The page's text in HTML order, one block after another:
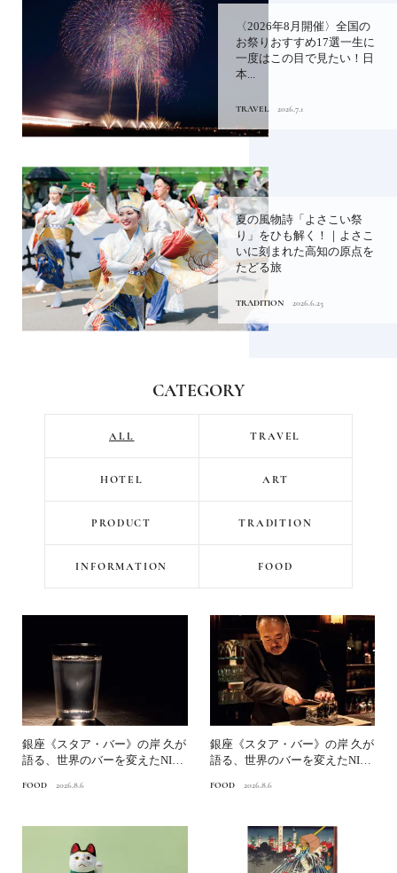
〈2026年8月開催〉全国の
お祭りおすすめ17選一生に
一度はこの目で見たい！日
本...
TRAVEL 2026.7.1
夏の風物詩「よさこい祭
り」をひも解く！｜よさこ
いに刻まれた高知の原点を
たどる旅
TRADITION 2026.6.25
CATEGORY
ALL TRAVEL
HOTEL ART
PRODUCT TRADITION
INFORMATION FOOD
銀座《スタア・バー》の岸 久が
語る、世界のバーを変えたNINJ
FOOD 2026.8.6
銀座《スタア・バー》の岸 久が
語る、世界のバーを変えたNINJ
FOOD 2026.8.6